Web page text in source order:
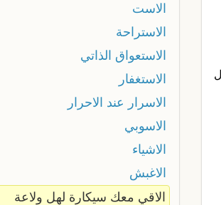
الاست
الاستراحة
الاستعواق الذاتي
الاستغفار
الاسرار عند الاحرار
الاسوبي
الاشياء
الاغبش
الاقي معك سيكارة لهل ولاعة